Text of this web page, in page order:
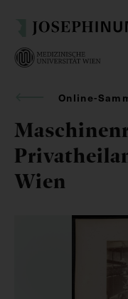
Online-
Wien